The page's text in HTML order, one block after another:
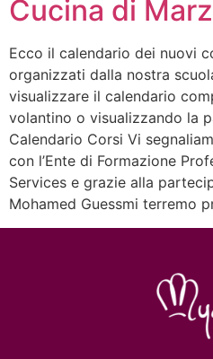
Cucina di
Ecco il calendario dei nuovi
organizzati dalla nostra
visualizzare il calendario
volantino o visualizzando la
Calendario Corsi Vi
con l’Ente di Formazione
Services e grazie alla
Mohamed Guessmi terremo